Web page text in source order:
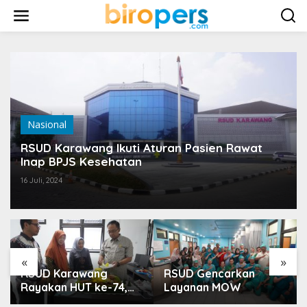
w
Nasional
RSUD Karawang Ikuti Aturan Pasien Rawat
Inap BPJS Kesehatan
16 Juli, 2024
« »
RSUD Karawang
Rayakan HUT ke-74,
RSUD Gencarkan
Layanan MOW